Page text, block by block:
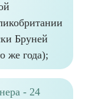
Бруней
же года);
- 24